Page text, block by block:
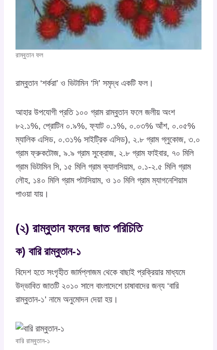
রাম্বুতান ফল
রাম্বুতান ‘শর্করা’ ও ভিটামিন ‘সি’ সমৃদ্ধ একটি ফল।
আহার উপযোগী প্রতি ১০০ গ্রাম রাম্বুতান ফলে জলীয় অংশ
৮২.১%, প্রোটিন ০.৯%, ফ্যাট ০.১%, ০.০৩% আঁশ, ০.০৫%
ম্যালিক এসিড, ০.৩১% সাইট্রিক এসিড), ২.৮ গ্রাম গ্লুকোজ, ৩.০
গ্রাম ফ্রুকটোজ, ৯.৯ গ্রাম সুক্রোজ, ২.৮ গ্রাম ফাইবার, ৭০ মিলি
গ্রাম ভিটামিন সি, ১৫ মিলি গ্রাম ক্যালসিয়াম, ০.১-২.৫ মিলি গ্রাম
লৌহ, ১৪০ মিলি গ্রাম পটাসিয়াম, ও ১০ মিলি গ্রাম ম্যাগনেশিয়াম
পাওয়া যায়।
(২) রাম্বুতান ফলের জাত পরিচিতি
ক) বারি রাম্বুতান-১
বিদেশ হতে সংগৃহীত জার্মপ্লাজম থেকে বাছাই প্রক্রিয়ার মাধ্যমে
উদ্ভাবিত জাতটি ২০১০ সালে বাংলাদেশে চাষাবাদের জন্য ‘বারি
রাম্বুতান-১’ নামে অনুমোদন দেয়া হয়।
বারি রাম্বুতান-১